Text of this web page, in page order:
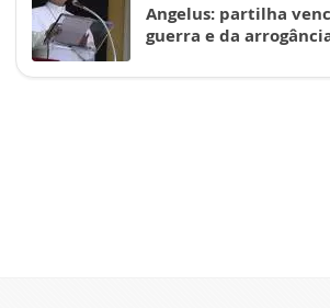
Angelus: partilha
guerra e da